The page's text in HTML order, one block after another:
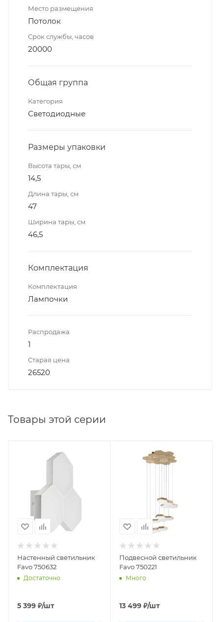
Место размещения
Потолок
Срок службы, часов
20000
Общая группа
Категория
Светодиодные
Размеры упаковки
Высота тары, см
14,5
Длина тары, см
47
Ширина тары, см
46,5
Комплектация
Комплектация
Лампочки
Распродажа
1
Старая цена
26520
Товары этой серии
Настенный светильник
Favo 750632
Достаточно
5 399 ₽/шт
Подвесной светильник
Favo 750221
Много
13 499 ₽/шт